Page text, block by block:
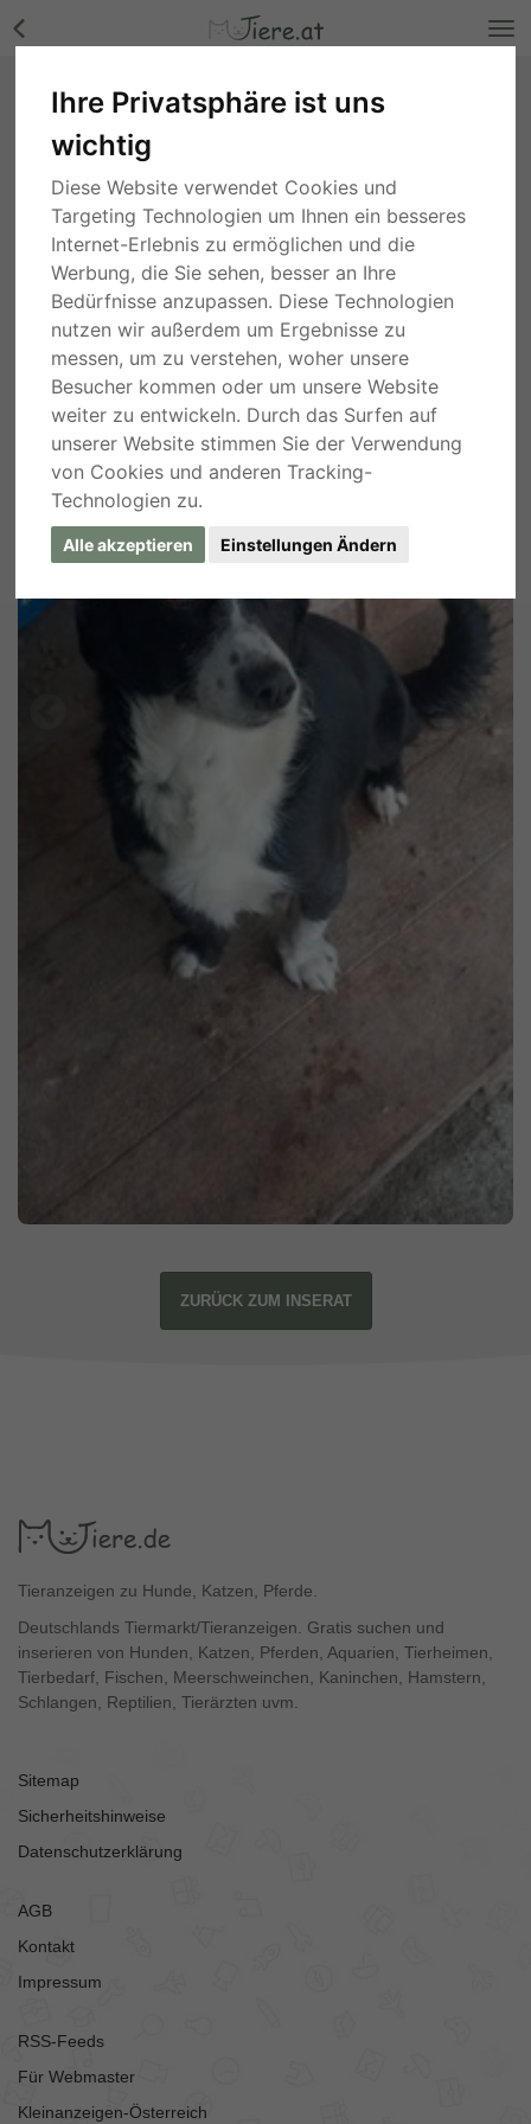
Ihre Privatsphäre ist uns
wichtig
Diese Website verwendet Cookies und
Targeting Technologien um Ihnen ein besseres
Internet-Erlebnis zu ermöglichen und die
Werbung, die Sie sehen, besser an Ihre
Bedürfnisse anzupassen. Diese Technologien
nutzen wir außerdem um Ergebnisse zu
messen, um zu verstehen, woher unsere
Besucher kommen oder um unsere Website
weiter zu entwickeln. Durch das Surfen auf
unserer Website stimmen Sie der Verwendung
von Cookies und anderen Tracking-
Technologien zu.
Alle akzeptieren Einstellungen Ändern
Babette wünscht sich ein Zuhause voller Liebe
und Fürsorge, Mischling - Hündin Bilder
ZURÜCK ZUM INSERAT
Tieranzeigen zu Hunde, Katzen, Pferde.
Deutschlands Tiermarkt/Tieranzeigen. Gratis suchen und
inserieren von Hunden, Katzen, Pferden, Aquarien, Tierheimen,
Tierbedarf, Fischen, Meerschweinchen, Kaninchen, Hamstern,
Schlangen, Reptilien, Tierärzten uvm.
Sitemap
Sicherheitshinweise
Datenschutzerklärung
AGB
Kontakt
Impressum
RSS-Feeds
Für Webmaster
Kleinanzeigen-Österreich